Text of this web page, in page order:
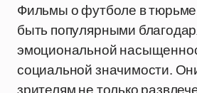
Фильмы о футболе в
быть популярными
эмоциональной
социальной значимости.